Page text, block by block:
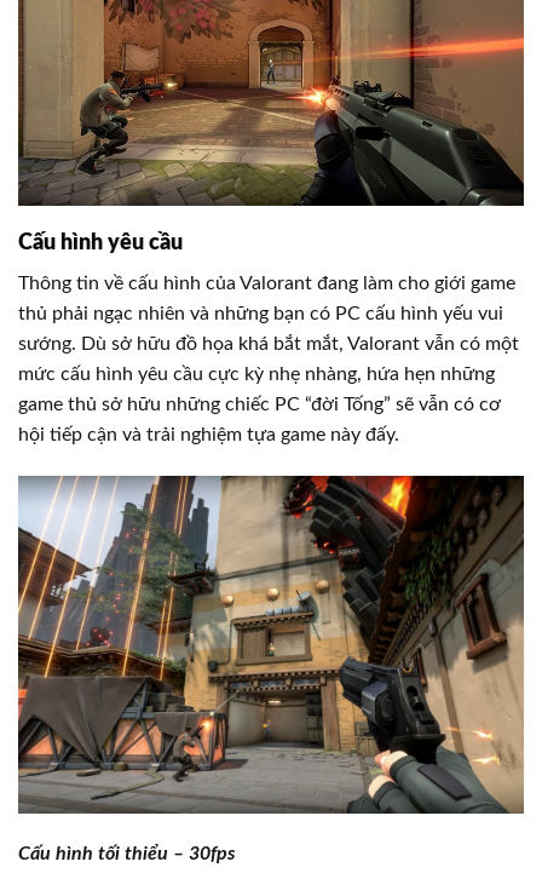
Cấu hình yêu cầu
Thông tin về cấu hình của Valorant đang làm cho giới game
thủ phải ngạc nhiên và những bạn có PC cấu hình yếu vui
sướng. Dù sở hữu đồ họa khá bắt mắt, Valorant vẫn có một
mức cấu hình yêu cầu cực kỳ nhẹ nhàng, hứa hẹn những
game thủ sở hữu những chiếc PC “đời Tống” sẽ vẫn có cơ
hội tiếp cận và trải nghiệm tựa game này đấy.
Cấu hình tối thiểu – 30fps